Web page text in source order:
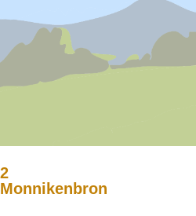
2
Monnikenbron